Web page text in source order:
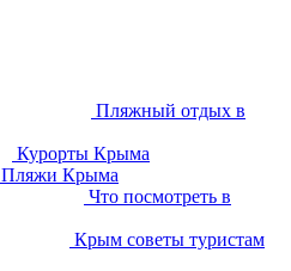
Пляжный отдых в
Курорты Крыма
Пляжи Крыма
Что посмотреть в
Крым советы туристам